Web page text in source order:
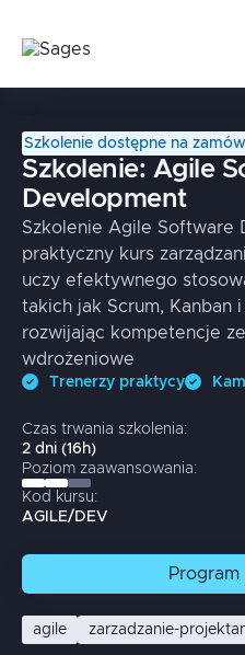
Szkolenie dostępne na
Szkolenie: Agile
Development
Szkolenie Agile Software
praktyczny kurs
uczy efektywnego
takich jak Scrum, Kanban
rozwijając kompetencje
wdrożeniowe
Trenerzy praktycy
Czas trwania szkolenia:
2 dni (16 h)
Poziom zaawansowania:
Kod kursu:
AGILE/DEV
Program
agile zarzadzanie-